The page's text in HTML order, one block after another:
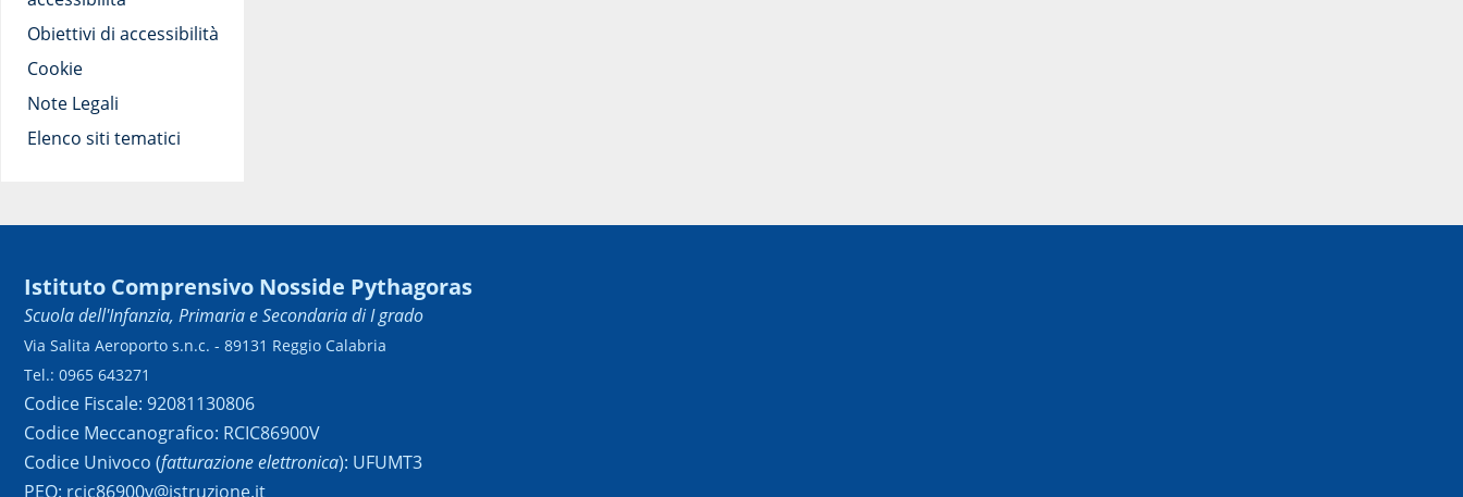
Obiettivi di accessibilità
Cookie
Note Legali
Elenco siti tematici
Istituto Comprensivo Nosside Pythagoras
Scuola dell'Infanzia, Primaria e Secondaria di I grado
Via Salita Aeroporto s.n.c. - 89131 Reggio Calabria
Tel.: 0965 643271
Codice Fiscale: 92081130806
Codice Meccanografico: RCIC86900V
Codice Univoco (fatturazione elettronica): UFUMT3
PEO: rcic86900v@istruzione.it